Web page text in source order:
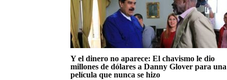
Y el dinero no aparece: El chavismo le dio
millones de dólares a Danny Glover para una
película que nunca se hizo